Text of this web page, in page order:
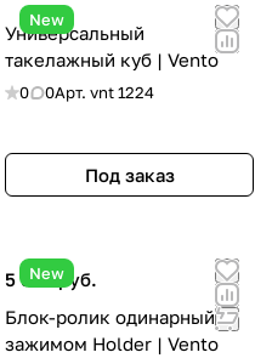
New
Универсальный
такелажный куб | Vento
0 0Арт. vnt 1224
Под заказ
New
5 590 руб.
Блок-ролик одинарный с
зажимом Holder | Vento